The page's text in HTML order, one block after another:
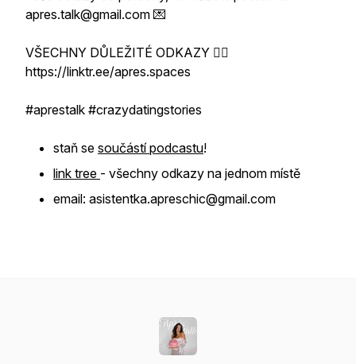
apres.talk@gmail.com 💌
VŠECHNY DŮLEŽITÉ ODKAZY 👇🏻
https://linktr.ee/apres.spaces
#aprestalk #crazydatingstories
staň se součástí podcastu!
link tree - všechny odkazy na jednom místě
email: asistentka.apreschic@gmail.com